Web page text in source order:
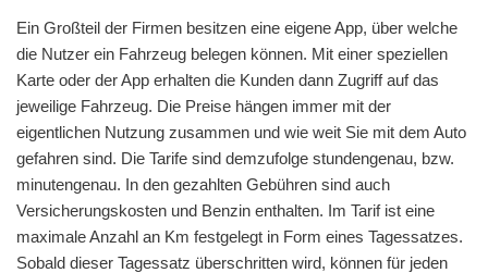
Ein Großteil der Firmen besitzen eine eigene App, über welche
die Nutzer ein Fahrzeug belegen können. Mit einer speziellen
Karte oder der App erhalten die Kunden dann Zugriff auf das
jeweilige Fahrzeug. Die Preise hängen immer mit der
eigentlichen Nutzung zusammen und wie weit Sie mit dem Auto
gefahren sind. Die Tarife sind demzufolge stundengenau, bzw.
minutengenau. In den gezahlten Gebühren sind auch
Versicherungskosten und Benzin enthalten. Im Tarif ist eine
maximale Anzahl an Km festgelegt in Form eines Tagessatzes.
Sobald dieser Tagessatz überschritten wird, können für jeden